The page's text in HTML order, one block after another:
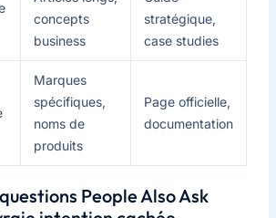
concepts
business
stratégique,
case studies
Marques
spécifiques,
noms de
produits
Page officielle,
documentation
People Also Ask